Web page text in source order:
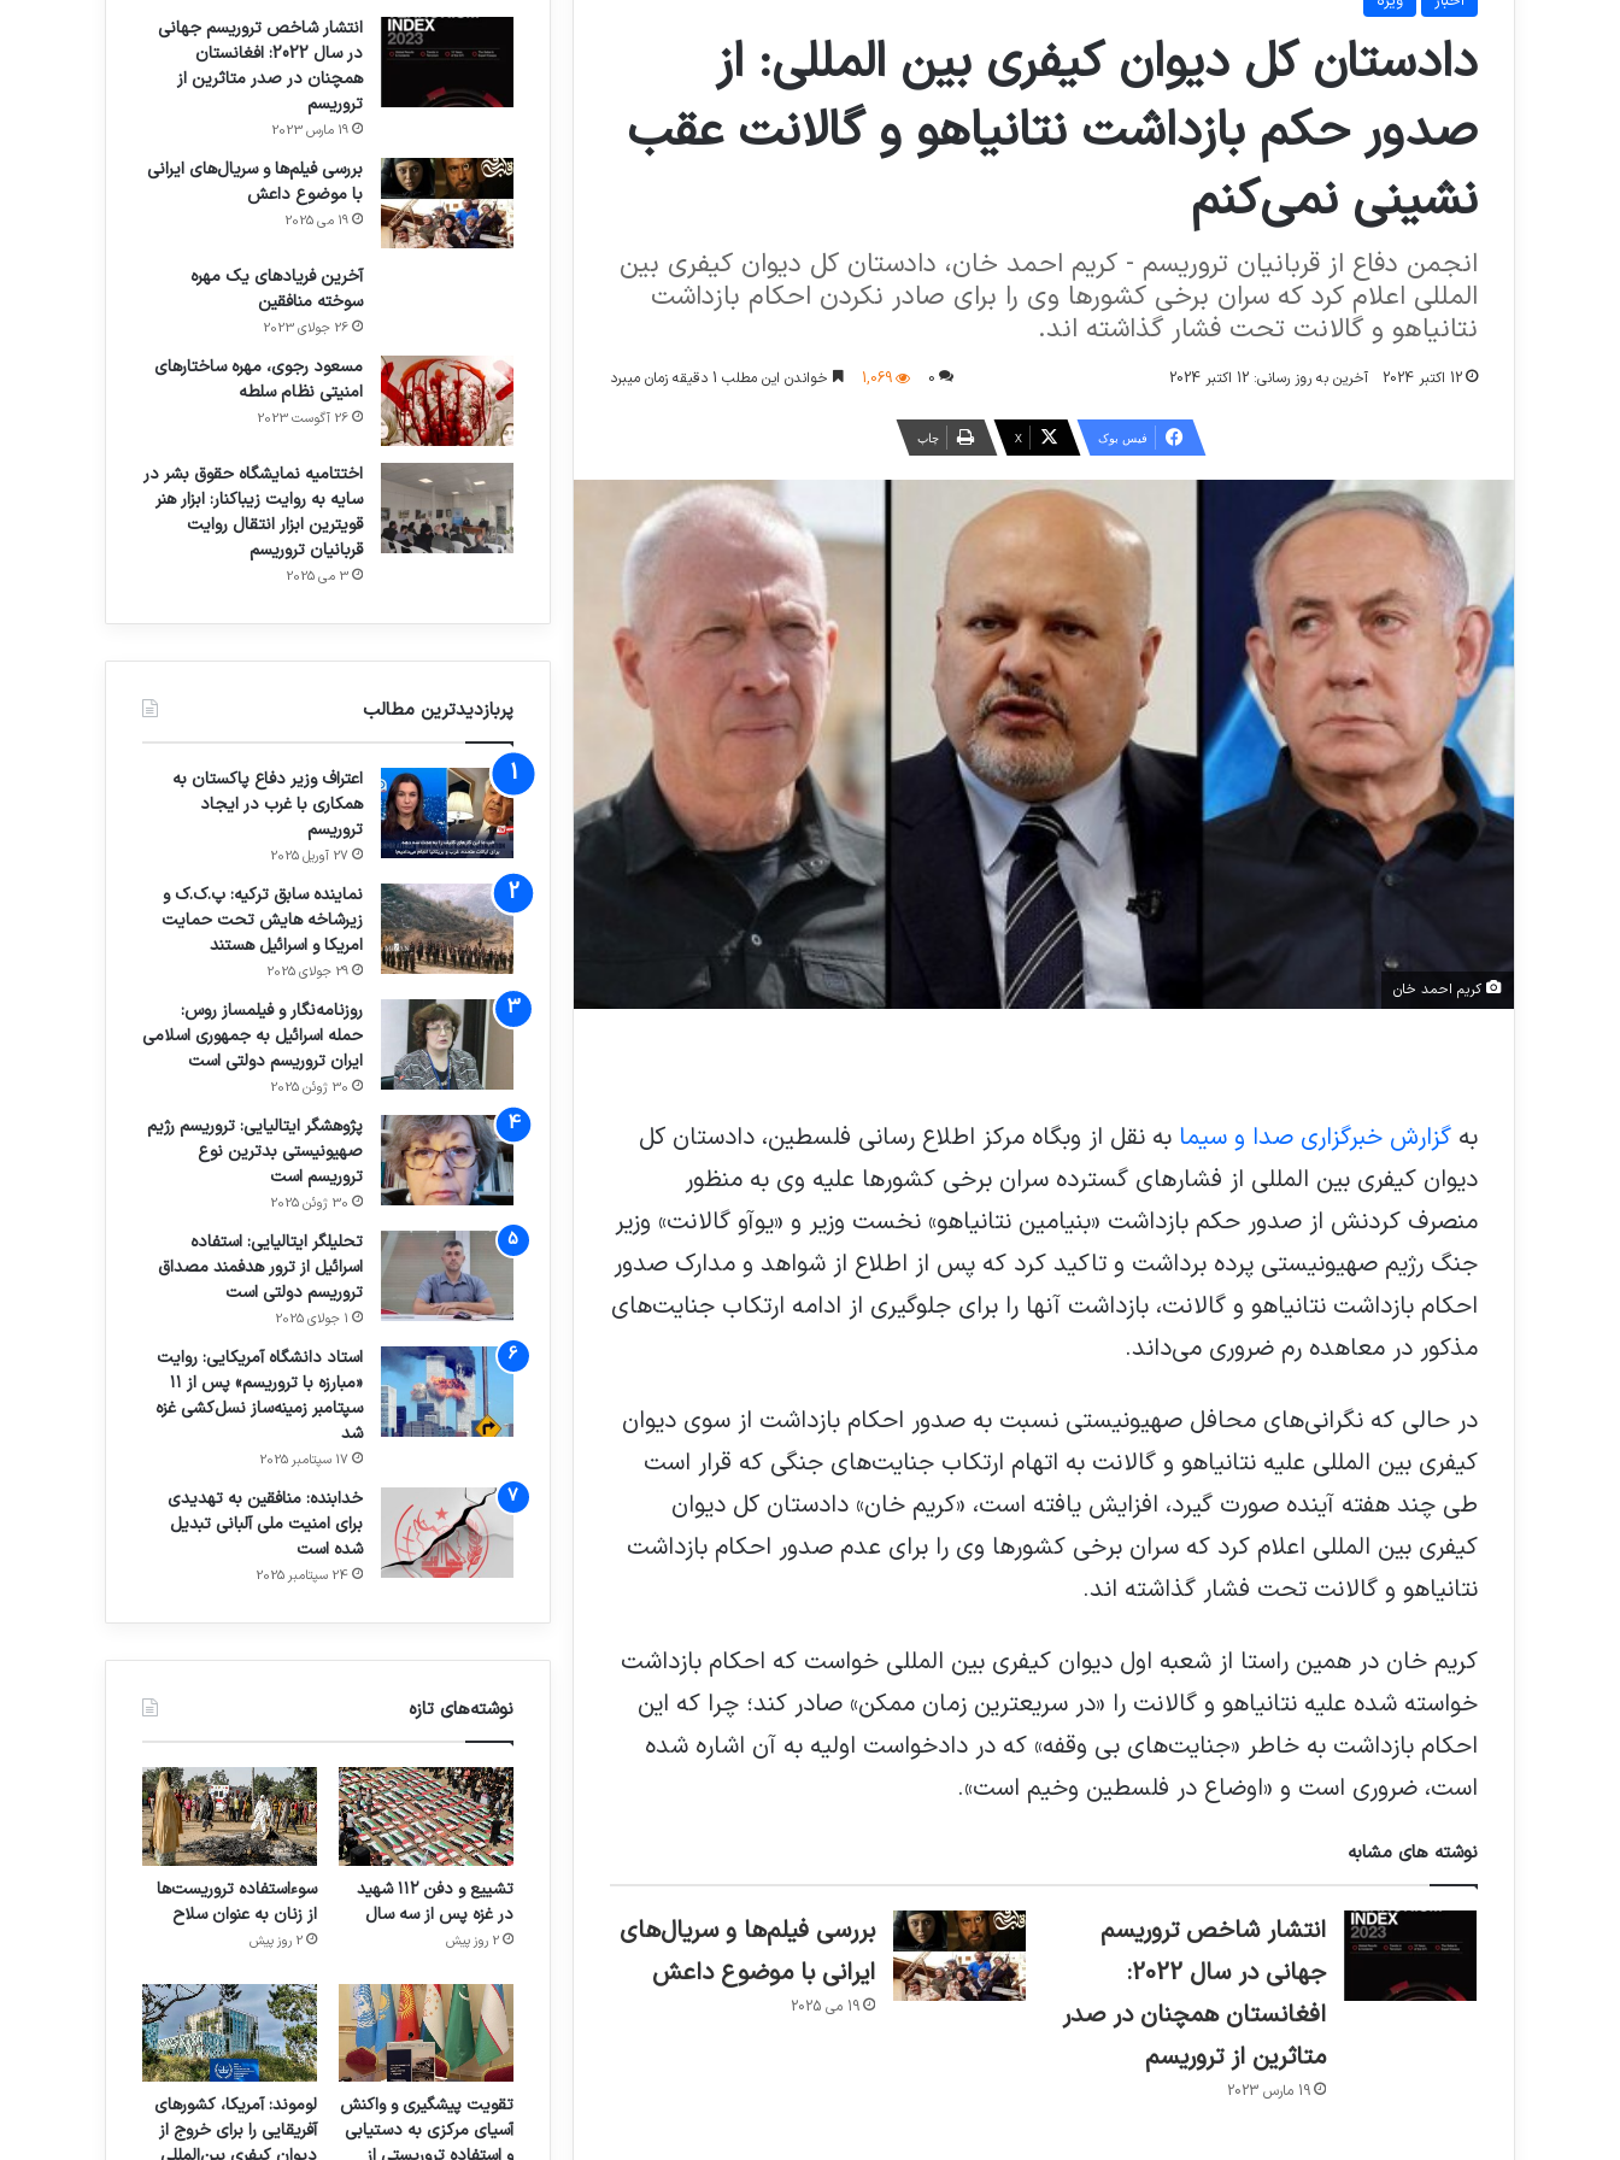
دادستان کل دیوان کیفری بین المللی: از
صدور حکم بازداشت نتانیاهو و گالانت عقب
نشینی نمی‌کنم
انجمن دفاع از قربانیان تروریسم - کریم احمد خان، دادستان کل دیوان کیفری بین
المللی اعلام کرد که سران برخی کشور‌ها وی را برای صادر نکردن احکام بازداشت
نتانیاهو و گالانت تحت فشار گذاشته اند.
12 اکتبر 2024 آخرین به روز رسانی: 12 اکتبر 2024 0
1,069 خواندن این مطلب 1 دقیقه زمان میبرد
فیس بوک X چاپ
کریم احمد خان
به گزارش خبرگزاری صدا و سیما به نقل از وبگاه مرکز اطلاع رسانی فلسطین، دادستان کل
دیوان کیفری بین المللی از فشار‌های گسترده سران برخی کشور‌ها علیه وی به منظور
منصرف کردنش از صدور حکم بازداشت «بنیامین نتانیاهو» نخست وزیر و «یوآو گالانت» وزیر
جنگ رژیم صهیونیستی پرده برداشت و تاکید کرد که پس از اطلاع از شواهد و مدارک صدور
احکام بازداشت نتانیاهو و گالانت، بازداشت آنها را برای جلوگیری از ادامه ارتکاب جنایت‌های
مذکور در معاهده رم ضروری می‌داند.
در حالی که نگرانی‌های محافل صهیونیستی نسبت به صدور احکام بازداشت از سوی دیوان
کیفری بین المللی علیه نتانیاهو و گالانت به اتهام ارتکاب جنایت‌های جنگی که قرار است
طی چند هفته آینده صورت گیرد، افزایش یافته است، «کریم خان» دادستان کل دیوان
کیفری بین المللی اعلام کرد که سران برخی کشور‌ها وی را برای عدم صدور احکام بازداشت
نتانیاهو و گالانت تحت فشار گذاشته اند.
کریم خان در همین راستا از شعبه اول دیوان کیفری بین المللی خواست که احکام بازداشت
خواسته شده علیه نتانیاهو و گالانت را «در سریعترین زمان ممکن» صادر کند؛ چرا که این
احکام بازداشت به خاطر «جنایت‌های بی وقفه» که در دادخواست اولیه به آن اشاره شده
است، ضروری است و «اوضاع در فلسطین وخیم است».
نوشته های مشابه
انتشار شاخص تروریسم
جهانی در سال 2022:
افغانستان همچنان در صدر
متاثرین از تروریسم
19 مارس 2023
بررسی فیلم‌ها و سریال‌های
ایرانی با موضوع داعش
19 می 2025
المللی برای بازداشت مقامات اسرائیلی
واکاوی حقوقی حمله به مدرسه میناب؛ یک
جنایت جنگی با امکان تعقیب‌
انتشار شاخص تروریسم جهانی
در سال 2022: افغانستان
همچنان در صدر متاثرین از
تروریسم
19 مارس 2023
بررسی فیلم‌ها و سریال‌های ایرانی
با موضوع داعش
19 می 2025
آخرین فریادهای یک مهره
سوخته منافقین
26 جولای 2023
مسعود رجوی، مهره ساختارهای
امنیتی نظام سلطه
26 آگوست 2023
اختتامیه نمایشگاه حقوق بشر در
سایه به روایت زیباکنار: ابزار هنر
قویترین ابزار انتقال روایت
قربانیان تروریسم
3 می 2025
پربازدیدترین مطالب
اعتراف وزیر دفاع پاکستان به
همکاری با غرب در ایجاد
تروریسم
27 آوریل 2025
نماینده سابق ترکیه: پ.ک.ک و
زیرشاخه هایش تحت حمایت
امریکا و اسرائیل هستند
29 جولای 2025
روزنامه‌نگار و فیلمساز روس:
حمله اسرائیل به جمهوری اسلامی
ایران تروریسم دولتی است
30 ژوئن 2025
پژوهشگر ایتالیایی: تروریسم رژیم
صهیونیستی بدترین نوع
تروریسم است
30 ژوئن 2025
تحلیلگر ایتالیایی: استفاده
اسرائیل از ترور هدفمند مصداق
تروریسم دولتی است
1 جولای 2025
استاد دانشگاه آمریکایی: روایت
«مبارزه با تروریسم» پس از ۱۱
سپتامبر زمینه‌ساز نسل‌کشی غزه
شد
17 سپتامبر 2025
خدابنده: منافقین به تهدیدی
برای امنیت ملی آلبانی تبدیل
شده است
24 سپتامبر 2025
نوشته‌های تازه
تشییع و دفن ۱۱۲ شهید
در غزه پس از سه سال
2 روز پیش
سوءاستفاده تروریست‌ها
از زنان به عنوان سلاح
2 روز پیش
تقویت پیشگیری و واکنش
آسیای مرکزی به دستیابی
لوموند: آمریکا، کشورهای
آفریقایی را برای خروج از